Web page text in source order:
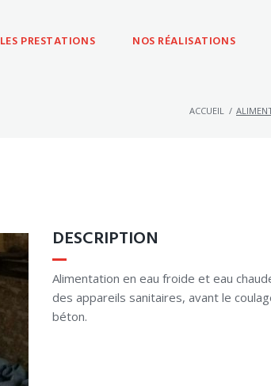
LES PRESTATIONS NOS RÉALISATIONS
ACCUEIL /
DESCRIPTION
Alimentation en eau froide et eau
des appareils sanitaires, avant le
béton.